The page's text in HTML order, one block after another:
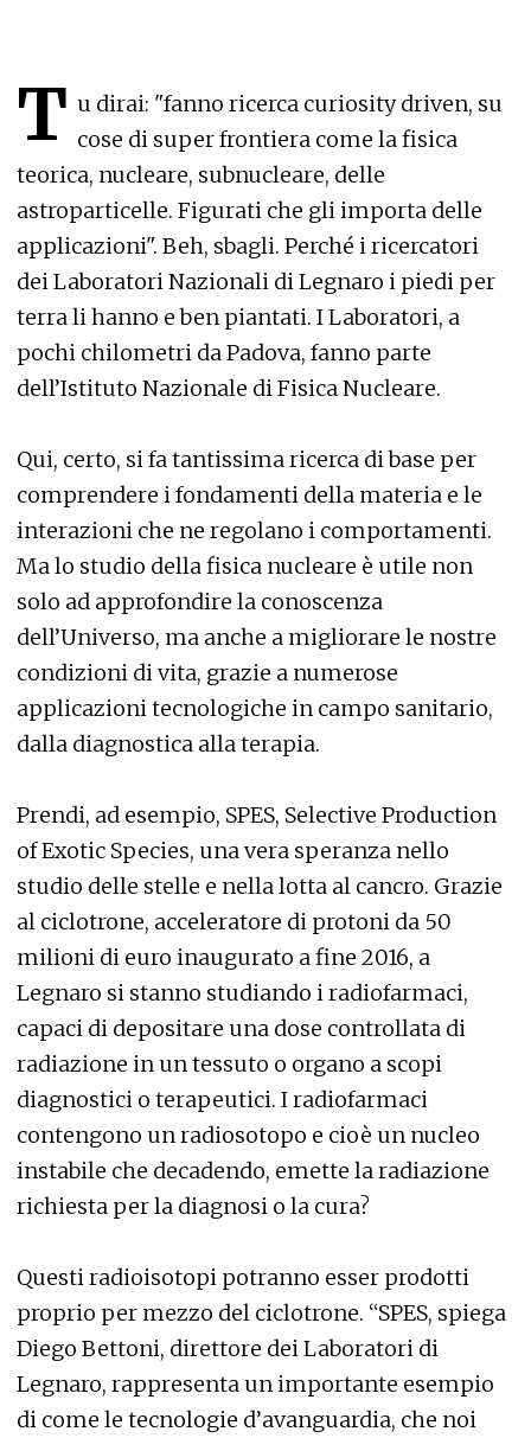
T u dirai: "fanno ricerca curiosity driven, su
cose di super frontiera come la fisica
teorica, nucleare, subnucleare, delle
astroparticelle. Figurati che gli importa delle
applicazioni". Beh, sbagli. Perché i ricercatori
dei Laboratori Nazionali di Legnaro i piedi per
terra li hanno e ben piantati. I Laboratori, a
pochi chilometri da Padova, fanno parte
dell’Istituto Nazionale di Fisica Nucleare.
Qui, certo, si fa tantissima ricerca di base per
comprendere i fondamenti della materia e le
interazioni che ne regolano i comportamenti.
Ma lo studio della fisica nucleare è utile non
solo ad approfondire la conoscenza
dell’Universo, ma anche a migliorare le nostre
condizioni di vita, grazie a numerose
applicazioni tecnologiche in campo sanitario,
dalla diagnostica alla terapia.
Prendi, ad esempio, SPES, Selective Production
of Exotic Species, una vera speranza nello
studio delle stelle e nella lotta al cancro. Grazie
al ciclotrone, acceleratore di protoni da 50
milioni di euro inaugurato a fine 2016, a
Legnaro si stanno studiando i radiofarmaci,
capaci di depositare una dose controllata di
radiazione in un tessuto o organo a scopi
diagnostici o terapeutici. I radiofarmaci
contengono un radiosotopo e cioè un nucleo
instabile che decadendo, emette la radiazione
richiesta per la diagnosi o la cura?
Questi radioisotopi potranno esser prodotti
proprio per mezzo del ciclotrone. “SPES, spiega
Diego Bettoni, direttore dei Laboratori di
Legnaro, rappresenta un importante esempio
di come le tecnologie d’avanguardia, che noi